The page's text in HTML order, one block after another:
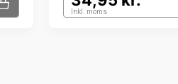
Inkl. moms